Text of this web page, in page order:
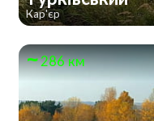
Кар'єр
286 км